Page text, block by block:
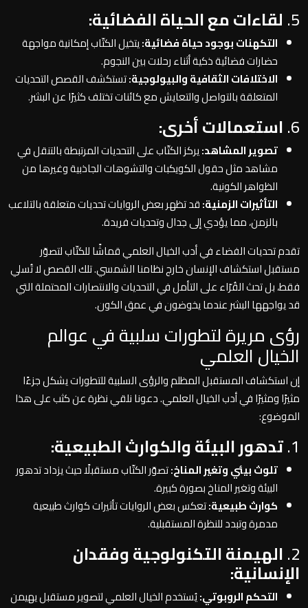
5. لقاءات مع الحياة الفضائية:
التكهنات بوجود حياة فضائية:يتخيل الكتّاب إمكانية مواجهة
حضارات فضائية ذكية أثناء رحلات بين النجوم.
الاختلافات الثقافية والبيولوجية:تستكشف القصص التحديات
المتعلقة بالتواصل والتعايش مع كائنات تختلف كثيرًا عن البشر.
6. استعمالات أخرى:
تصوير المشاهد:يركز الكتّاب على التحديات المرتبطة بالتنقل في
مشاهد مثل حقول الكويكبات والتشوهات الجاذبية وغيرها من
الظواهر الكونية.
التأثيرات الزمنية:قد تظهر بعض الروايات تحديات متعلقة بالتلاعب
بالزمن، مما يؤدي إلى جدال وتحديات فريدة.
تقدم تحديات الفضاء في أدب الخيال العلمي قماشًا للكتّاب لتصوّر
مستقبل استكشاف الإنسان خارج نظامنا الشمسي. تلك القصص لا تُسلي
فقط، بل تحث القُرّاء على التأمل في التحديات والانتصارات المحتملة التي
قد يواجهها البشر عندما يخوضون في عمق الكون.
رؤى مريرة لتطورات سلبية في عوالم
الخيال العلمي
إن استكشاف المستقبل المظلم والرؤى السلبية للتطورات يشكل جزءًا
مثيرًا ومثيرًا في أدب الخيال العلمي. دعونا نلقي نظرة عن كثب على هذا
الموضوع:
1. تدهور البيئة والكوارث الطبيعية:
تلوث بيئي وتغير المناخ:تصوّر الكتّاب مستقبلًا حيث يزداد تدهور
البيئة وتغير المناخ بصورة كبيرة.
كوارث طبيعية:تعكس بعض الروايات تأثيرات كوارث طبيعية
مدمرة وتبدد للنظرة المستقبلية.
2. الهيمنة التكنولوجية وفقدان
الإنسانية:
التحكم الروبوتي:يُستخدم الخيال العلمي لتصوير مستقبل يهيمن